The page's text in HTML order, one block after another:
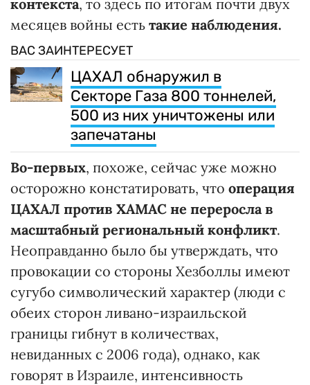
контекста, то здесь по итогам почти двух
месяцев войны есть такие наблюдения.
ВАС ЗАИНТЕРЕСУЕТ
ЦАХАЛ обнаружил в
Секторе Газа 800 тоннелей,
500 из них уничтожены или
запечатаны
Во-первых, похоже, сейчас уже можно
осторожно констатировать, что операция
ЦАХАЛ против ХАМАС не переросла в
масштабный региональный конфликт.
Неоправданно было бы утверждать, что
провокации со стороны Хезболлы имеют
сугубо символический характер (люди с
обеих сторон ливано-израильской
границы гибнут в количествах,
невиданных с 2006 года), однако, как
говорят в Израиле, интенсивность